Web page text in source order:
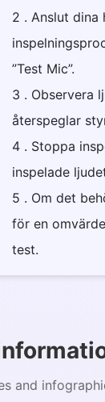
2 . Anslut dina
”Test Mic”.
3 . Observera
återspeglar
4 . Stoppa
inspelade
5 . Om det
för en
test.
and